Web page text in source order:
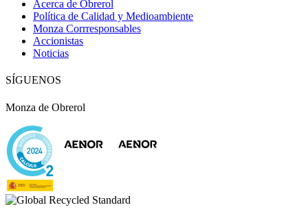
Acerca de Obrerol
Política de Calidad y Medioambiente
Monza Corrresponsables
Accionistas
Noticias
SÍGUENOS
Monza de Obrerol
Obri
¡Hola! Soy OBRI, tu asistente virtual de Obrerol 🤖Estoy aquí para